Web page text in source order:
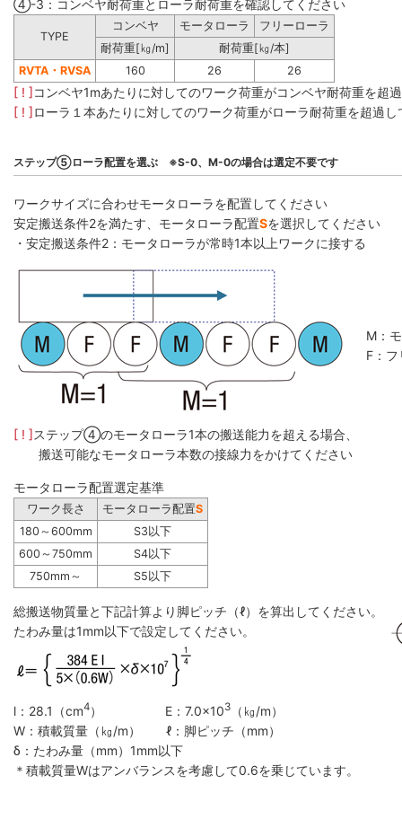
④-3：コンベヤ耐荷重とローラ耐荷重を確認してください
TYPE
コンベヤ モータローラ
フリーローラ
耐荷重[㎏/m]
耐荷重[㎏/本]
RVTA・RVSA
160 26 26
[ ! ]コンベヤ1mあたりに対してのワーク荷重がコンベヤ耐荷重を超
[ ! ]ローラ１本あたりに対してのワーク荷重がローラ耐荷重を超過
ステップ⑤ローラ配置を選ぶ ※S-0、M-0の場合は選定不要です
ワークサイズに合わせモータローラを配置してください
安定搬送条件2を満たす、モータローラ配置Sを選択してください
・安定搬送条件2：モータローラが常時1本以上ワークに接する
M：
F：
[ ! ]ステップ④のモータローラ1本の搬送能力を超える場合、
搬送可能なモータローラ本数の接線力をかけてください
モータローラ配置選定基準
ワーク長さ モータローラ配置S
180～600mm
S3以下
600～750mm
S4以下
750mm～
S5以下
総搬送物質量と下記計算より脚ピッチ（ℓ）を算出してください。
たわみ量は1mm以下で設定してください。
l：28.1（cm4） E：7.0×103
（㎏/m）
W：積載質量（㎏/m） ℓ：脚ピッチ（mm）
δ：たわみ量（mm）1mm以下
＊積載質量Wはアンバランスを考慮して0.6を乗じています。